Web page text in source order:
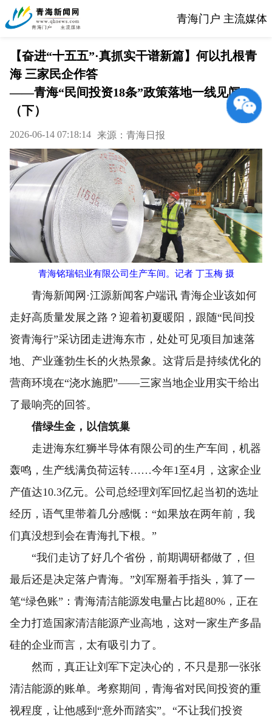
青海门户 主流媒体
【奋进“十五五”·真抓实干谱新篇】何以扎根青
海 三家民企作答
——青海“民间投资18条”政策落地一线见闻
（下）
2026-06-14 07:18:14 来源：青海日报
青海铭瑞铝业有限公司生产车间。记者 丁玉梅 摄
青海新闻网·江源新闻客户端讯 青海企业该如何
走好高质量发展之路？迎着初夏暖阳，跟随“民间投
资青海行”采访团走进海东市，处处可见项目加速落
地、产业蓬勃生长的火热景象。这背后是持续优化的
营商环境在“浇水施肥”——三家当地企业用实干给出
了最响亮的回答。
借绿生金，以信筑巢
走进海东红狮半导体有限公司的生产车间，机器
轰鸣，生产线满负荷运转……今年1至4月，这家企业
产值达10.3亿元。公司总经理刘军回忆起当初的选址
经历，语气里带着几分感慨：“如果放在两年前，我
们真没想到会在青海扎下根。”
“我们走访了好几个省份，前期调研都做了，但
最后还是决定落户青海。”刘军掰着手指头，算了一
笔“绿色账”：青海清洁能源发电量占比超80%，正在
全力打造国家清洁能源产业高地，这对一家生产多晶
硅的企业而言，太有吸引力了。
然而，真正让刘军下定决心的，不只是那一张张
清洁能源的账单。考察期间，青海省对民间投资的重
视程度，让他感到“意外而踏实”。“不让我们投资